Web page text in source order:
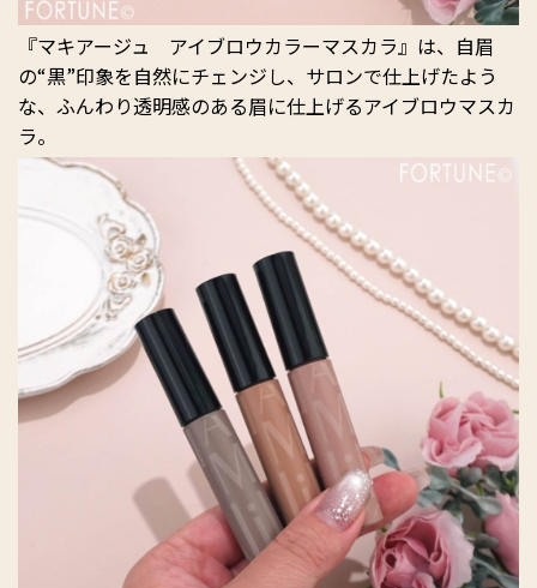
『マキアージュ アイブロウカラーマスカラ』は、自眉
の“黒”印象を自然にチェンジし、サロンで仕上げたよう
な、ふんわり透明感のある眉に仕上げるアイブロウマスカ
ラ。